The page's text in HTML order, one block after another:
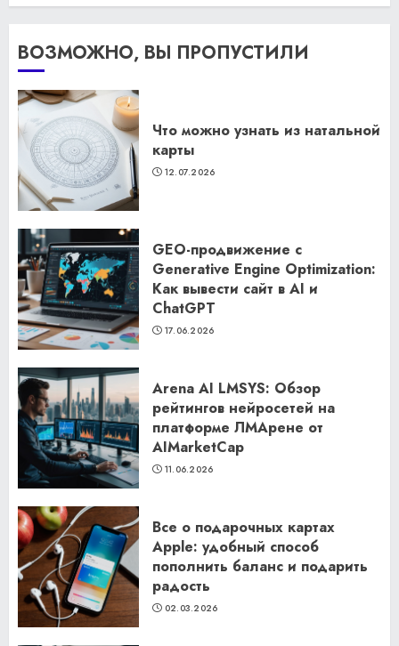
ВОЗМОЖНО, ВЫ ПРОПУСТИЛИ
Что можно узнать из натальной
карты
12.07.2026
GEO-продвижение с
Generative Engine Optimization:
Как вывести сайт в AI и
ChatGPT
17.06.2026
Arena AI LMSYS: Обзор
рейтингов нейросетей на
платформе ЛМАрене от
AIMarketCap
11.06.2026
Все о подарочных картах
Apple: удобный способ
пополнить баланс и подарить
радость
02.03.2026